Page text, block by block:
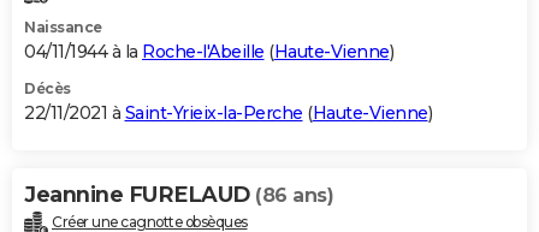
Naissance
04/11/1944 à la Roche-l'Abeille (Haute-Vienne)
Décès
22/11/2021 à Saint-Yrieix-la-Perche (Haute-Vienne)
Jeannine FURELAUD (86 ans)
Créer une cagnotte obsèques